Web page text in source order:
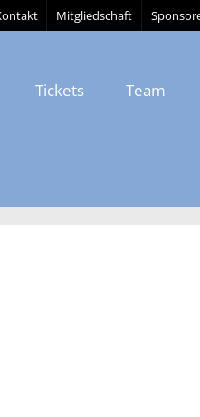
Mitgliedschaft
Tickets Team